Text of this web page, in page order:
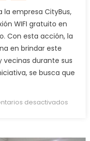
la empresa CityBus,
WIFI gratuito en
Con esta acción, la
en brindar este
vecinas durante sus
se busca que
desactivadosen